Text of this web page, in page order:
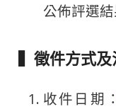
公佈評選結
▍徵件方式
收件日期：